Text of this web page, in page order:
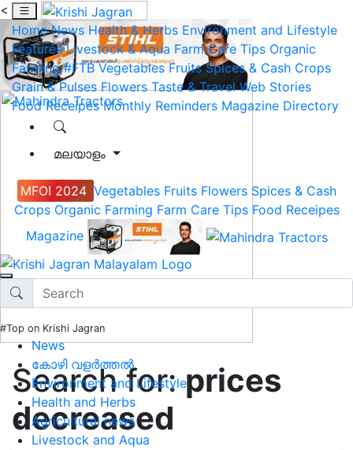
<
Home News Health & Herbs Environment and Lifestyle
Features Livestock & Aqua Farm Care Tips Organic
Farming #FTB Vegetables Fruits Spices & Cash Crops
Grain & Pulses Flowers Taste & Travel Web Stories
Food Receipes Monthly Reminders Magazine Directory
മലയാളം
MFOI 2024 Vegetables Fruits Flowers Spices & Cash
Crops Organic Farming Farm Care Tips Food Receipes
Magazine
#Top on Krishi Jagran
News
കോഴി വളർത്തൽ
Environment and Lifestyle
Health and Herbs
Agricultural news
Livestock and Aqua
Search for:prices
decreased